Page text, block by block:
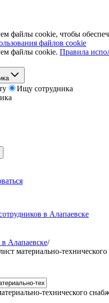
файлы cookie, чтобы
файлов cookie
файлы cookie. Правила
Ищу сотрудника
в Алапаевске
Алапаевске/
материально-
технического